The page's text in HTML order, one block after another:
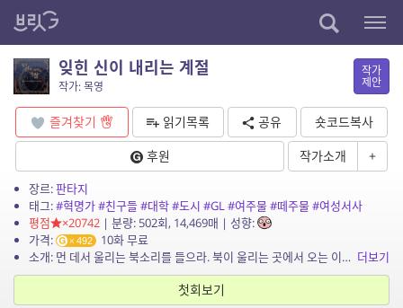
잊힌 신이 내리는 계절
작가: 목영
작가
제안
즐겨찾기 읽기목록 공유
숏코드복사
후원
작가소개 +
장르:판타지
태그:#혁명가#친구들#대학#도시 #GL#여주물#떼주물#여성서사
평점
×20742| 분량: 502회, 14,469매 | 성향:
가격:
492
10화 무료
소개: 먼 데서 울리는 북소리를 들으라. 북이 울리는 곳에서 오는 이를 맞으라. 그분이 기뻐하신다. 너희가 잊었던 신께서 너희 앞에 내리시리라. 그분이 내리는 계절에 너희 일생은 스쳐가는... 더보기
첫회보기